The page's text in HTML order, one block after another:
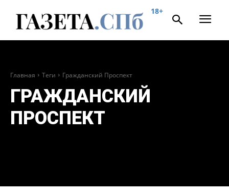
18+
Главная Теги Гражданский Проспект
ГРАЖДАНСКИЙ
ПРОСПЕКТ